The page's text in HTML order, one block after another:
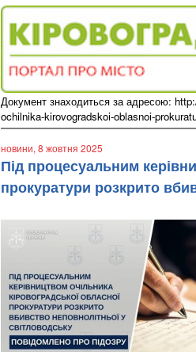
Документ знаходиться за адресою:
ochilnika-kirovogradskoi-oblasnoi-
новини, 8 жовтня 2025
Під процесуальним
прокуратури розкрито